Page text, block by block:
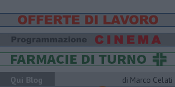
Qui Blog
di Marco Celati